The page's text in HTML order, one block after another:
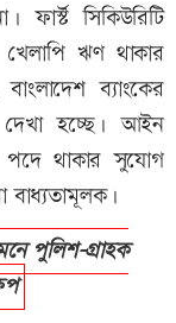
সিকিউরিটি
ঋণ থাকার
ব্যাংকের
হচ্ছে। আইন
পদে থাকার সুযোগ
বাধ্যতামূলক।
পুলিশ-গ্রাহক